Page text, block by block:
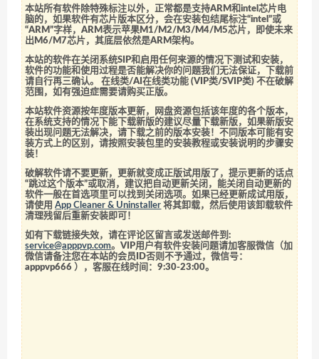
本站所有软件除特殊标注以外，正常都是支持ARM和intel芯片电
脑的，如果软件有芯片版本区分，会在安装包结尾标注“intel”或
“ARM”字样，ARM表示苹果M1/M2/M3/M4/M5芯片，即使未来
出M6/M7芯片，其底层依然是ARM架构。
本站的软件在关闭系统SIP和启用任何来源的情况下测试和安装，
软件的功能和使用过程是否能解决你的问题我们无法保证，下载前
请自行再三确认。 在线类/AI在线类功能 (VIP类/SVIP类) 不在破解
范围，如有强迫症需要请购买正版。
本站软件资源按年度版本更新，网盘资源包括该年度的各个版本，
在系统支持的情况下能下载新版的建议尽量下载新版，如果新版安
装出现问题无法解决，请下载之前的版本安装！不同版本可能有安
装方式上的区别，请按照安装包里的安装教程或安装说明的步骤安
装！
破解软件请不要更新，更新就变成正版试用版了，提示更新的话点
“跳过这个版本”或取消，建议把自动更新关闭，能关闭自动更新的
软件一般在首选项里可以找到关闭选项。如果已经更新成试用版，
请使用App Cleaner & Uninstaller 将其卸载，然后使用该卸载软件
清理残留后重新安装即可！
如有下载链接失效，请在评论区留言或发送邮件到:
service@apppvp.com。VIP用户有软件安装问题请加客服微信（加
微信请备注您在本站的会员ID否则不予通过，微信号：
apppvp666 ），客服在线时间：9:30-23:00。